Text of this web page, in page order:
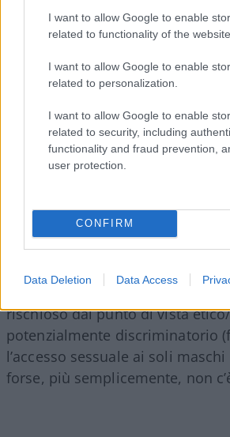
I want to allow Google to enable
related to functionality of the
I want to allow Google to enable
related to personalization.
I want to allow Google to enable
related to security, including
functionality and fraud prevention,
user protection.
CONFIRM
Data Deletion Data Access
Gruppi maschili di supporto
led in cui si parla apertamente di
normalizzare e canalizzare le
Miglioramento delle
alloggi meno isolati, accesso a
per favorire interazioni naturali e
In sintesi: non esiste una
concreta perché il tema è
politicamente scorretto, troppo
rischioso dal punto di vista
potenzialmente discriminatorio
l’accesso sessuale ai soli
forse, più semplicemente, non